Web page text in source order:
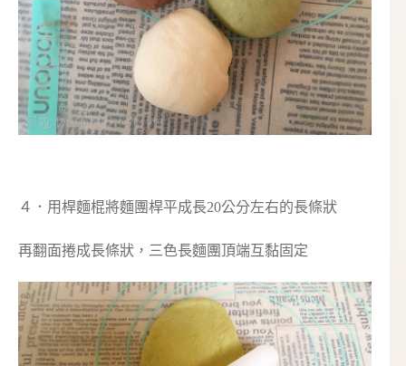
４．用桿麵棍將麵團桿平成長20公分左右的長條狀
再翻面捲成長條狀，三色長麵團頂端互黏固定